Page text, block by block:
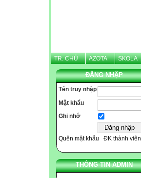
TR. CHỦ AZOTA SKOLA
ĐĂNG NHẬP
Tên truy nhập
Mật khẩu
Ghi nhớ
Quên mật khẩu ĐK thành viên
THÔNG TIN ADMIN